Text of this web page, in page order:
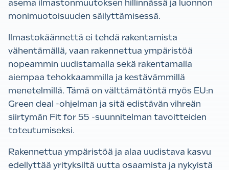
asema ilmastonmuutoksen hillinnässä ja luonnon
monimuotoisuuden säilyttämisessä.
Ilmastokäännettä ei tehdä rakentamista
vähentämällä, vaan rakennettua ympäristöä
nopeammin uudistamalla sekä rakentamalla
aiempaa tehokkaammilla ja kestävämmillä
menetelmillä. Tämä on välttämätöntä myös EU:n
Green deal -ohjelman ja sitä edistävän vihreän
siirtymän Fit for 55 -suunnitelman tavoitteiden
toteutumiseksi.
Rakennettua ympäristöä ja alaa uudistava kasvu
edellyttää yrityksiltä uutta osaamista ja nykyistä